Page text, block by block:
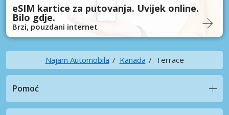
eSIM kartice za putovanja. Uvijek online.
Bilo gdje.
Brzi, pouzdani internet
Najam Automobila Kanada Terrace
Pomoć